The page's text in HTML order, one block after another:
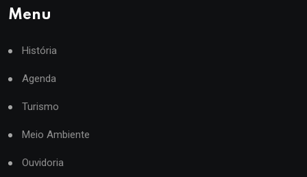
Menu
História
Agenda
Turismo
Meio Ambiente
Ouvidoria